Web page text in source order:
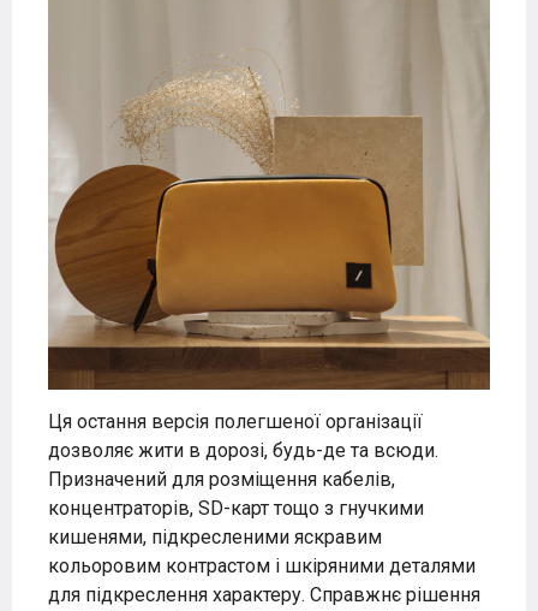
Ця остання версія полегшеної організації
дозволяє жити в дорозі, будь-де та всюди.
Призначений для розміщення кабелів,
концентраторів, SD-карт тощо з гнучкими
кишенями, підкресленими яскравим
кольоровим контрастом і шкіряними деталями
для підкреслення характеру. Справжнє рішення